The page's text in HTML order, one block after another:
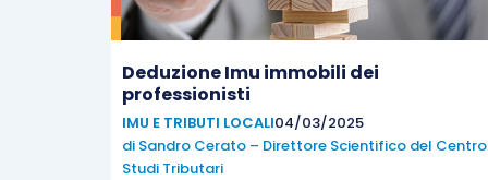
Deduzione Imu immobili dei
professionisti
IMU E TRIBUTI LOCALI04/03/2025
di Sandro Cerato – Direttore Scientifico del Centro
Studi Tributari